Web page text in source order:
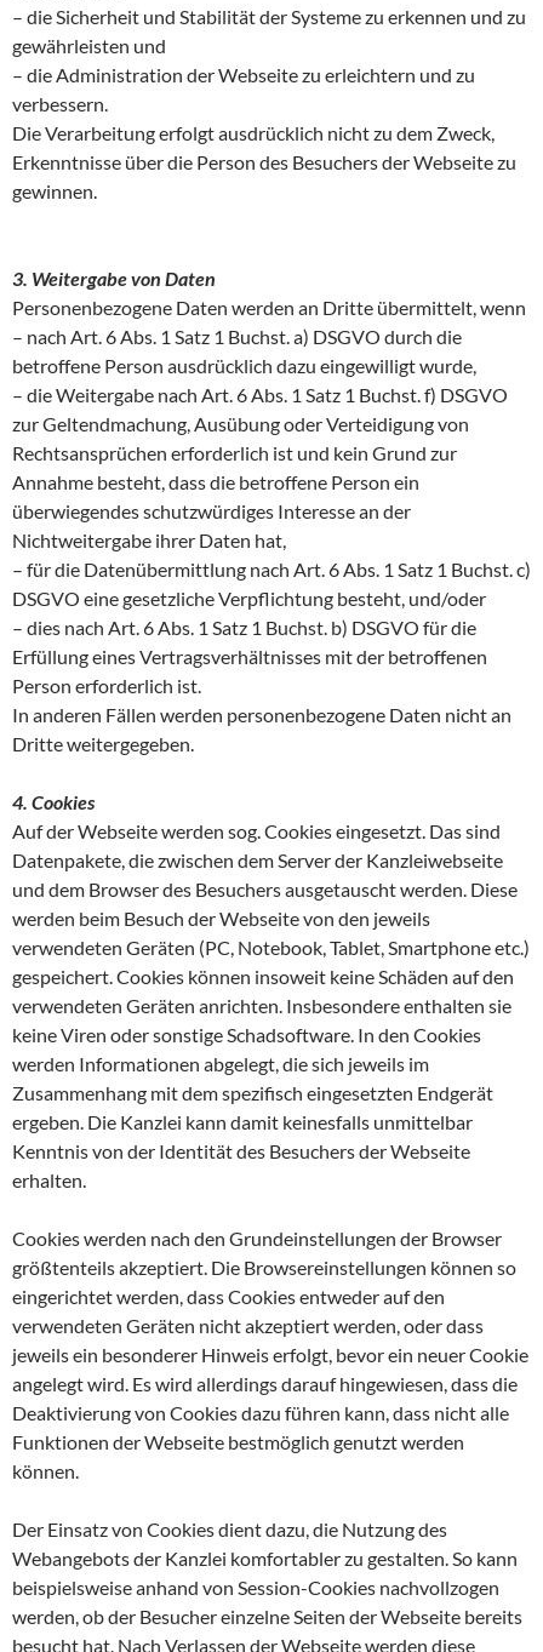
– die Sicherheit und Stabilität der Systeme zu erkennen und zu
gewährleisten und
– die Administration der Webseite zu erleichtern und zu
verbessern.
Die Verarbeitung erfolgt ausdrücklich nicht zu dem Zweck,
Erkenntnisse über die Person des Besuchers der Webseite zu
gewinnen.
3. Weitergabe von Daten
Personenbezogene Daten werden an Dritte übermittelt, wenn
– nach Art. 6 Abs. 1 Satz 1 Buchst. a) DSGVO durch die
betroffene Person ausdrücklich dazu eingewilligt wurde,
– die Weitergabe nach Art. 6 Abs. 1 Satz 1 Buchst. f) DSGVO
zur Geltendmachung, Ausübung oder Verteidigung von
Rechtsansprüchen erforderlich ist und kein Grund zur
Annahme besteht, dass die betroffene Person ein
überwiegendes schutzwürdiges Interesse an der
Nichtweitergabe ihrer Daten hat,
– für die Datenübermittlung nach Art. 6 Abs. 1 Satz 1 Buchst. c)
DSGVO eine gesetzliche Verpflichtung besteht, und/oder
– dies nach Art. 6 Abs. 1 Satz 1 Buchst. b) DSGVO für die
Erfüllung eines Vertragsverhältnisses mit der betroffenen
Person erforderlich ist.
In anderen Fällen werden personenbezogene Daten nicht an
Dritte weitergegeben.
4. Cookies
Auf der Webseite werden sog. Cookies eingesetzt. Das sind
Datenpakete, die zwischen dem Server der Kanzleiwebseite
und dem Browser des Besuchers ausgetauscht werden. Diese
werden beim Besuch der Webseite von den jeweils
verwendeten Geräten (PC, Notebook, Tablet, Smartphone etc.)
gespeichert. Cookies können insoweit keine Schäden auf den
verwendeten Geräten anrichten. Insbesondere enthalten sie
keine Viren oder sonstige Schadsoftware. In den Cookies
werden Informationen abgelegt, die sich jeweils im
Zusammenhang mit dem spezifisch eingesetzten Endgerät
ergeben. Die Kanzlei kann damit keinesfalls unmittelbar
Kenntnis von der Identität des Besuchers der Webseite
erhalten.
Cookies werden nach den Grundeinstellungen der Browser
größtenteils akzeptiert. Die Browsereinstellungen können so
eingerichtet werden, dass Cookies entweder auf den
verwendeten Geräten nicht akzeptiert werden, oder dass
jeweils ein besonderer Hinweis erfolgt, bevor ein neuer Cookie
angelegt wird. Es wird allerdings darauf hingewiesen, dass die
Deaktivierung von Cookies dazu führen kann, dass nicht alle
Funktionen der Webseite bestmöglich genutzt werden
können.
Der Einsatz von Cookies dient dazu, die Nutzung des
Webangebots der Kanzlei komfortabler zu gestalten. So kann
beispielsweise anhand von Session-Cookies nachvollzogen
werden, ob der Besucher einzelne Seiten der Webseite bereits
besucht hat. Nach Verlassen der Webseite werden diese